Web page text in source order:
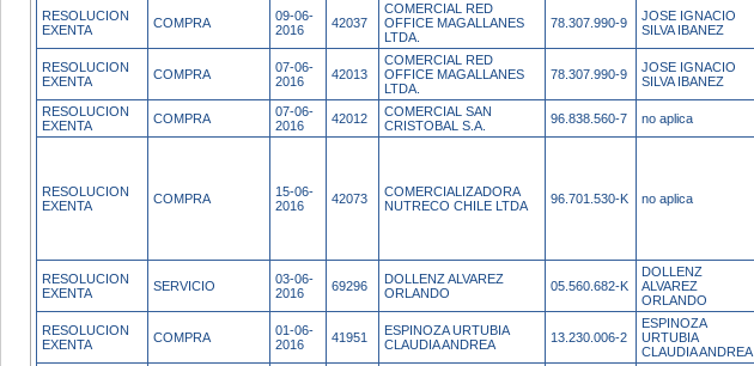
RESOLUCION
EXENTA
COMPRA
09-06-
2016
42037
COMERCIAL RED
OFFICE MAGALLANES
LTDA.
78.307.990-9
JOSE IGNACIO
SILVA IBANEZ
RESOLUCION
EXENTA
COMPRA
07-06-
2016
42013
COMERCIAL RED
OFFICE MAGALLANES
LTDA.
78.307.990-9
JOSE IGNACIO
SILVA IBANEZ
RESOLUCION
EXENTA
COMPRA
07-06-
2016
42012
COMERCIAL SAN
CRISTOBAL S.A.
96.838.560-7 no aplica
RESOLUCION
EXENTA
COMPRA
15-06-
2016
42073
COMERCIALIZADORA
NUTRECO CHILE LTDA
96.701.530-K no aplica
RESOLUCION
EXENTA
SERVICIO
03-06-
2016
69296
DOLLENZ ALVAREZ
ORLANDO
05.560.682-K
DOLLENZ
ALVAREZ
ORLANDO
RESOLUCION
EXENTA
COMPRA
01-06-
2016
41951
ESPINOZA URTUBIA
CLAUDIA ANDREA
13.230.006-2
ESPINOZA
URTUBIA
CLAUDIA ANDREA